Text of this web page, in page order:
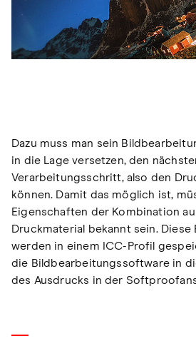
Dazu muss man sein
in die Lage versetzen, den
Verarbeitungsschritt, also den
können. Damit das möglich ist,
Eigenschaften der Kombination
Druckmaterial bekannt sein. Diese
werden in einem ICC-Profil
die Bildbearbeitungssoftware in
des Ausdrucks in der